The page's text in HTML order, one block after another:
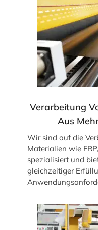
Verarbeitung
Aus
Wir sind auf die
Materialien wie
spezialisiert und
gleichzeitiger